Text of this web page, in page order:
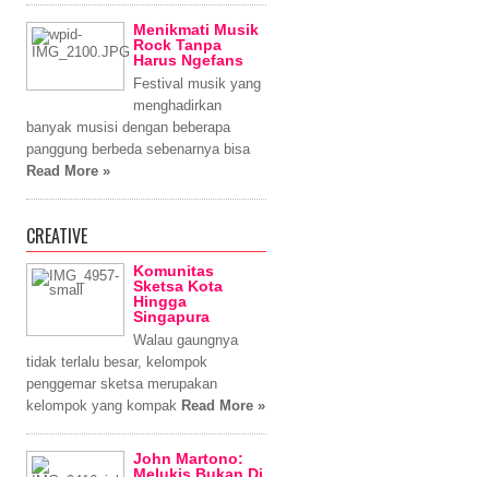
Menikmati Musik
Rock Tanpa
Harus Ngefans
Festival musik yang
menghadirkan
banyak musisi dengan beberapa
panggung berbeda sebenarnya bisa
Read More »
CREATIVE
Komunitas
Sketsa Kota
Hingga
Singapura
Walau gaungnya
tidak terlalu besar, kelompok
penggemar sketsa merupakan
kelompok yang kompak Read More »
John Martono: